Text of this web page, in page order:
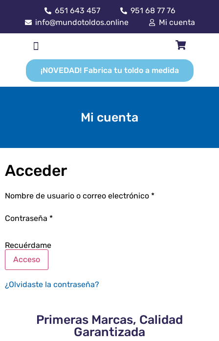
651 643 457
951 68 77 76
info@mundotoldos.online
Mi cuenta
¡NOVEDAD! Fabrica tu toldo a medida
Mi cuenta
Acceder
Nombre de usuario o correo electrónico *
Contraseña *
Recuérdame
Acceso
¿Olvidaste la contraseña?
Primeras Marcas, Calidad
Garantizada